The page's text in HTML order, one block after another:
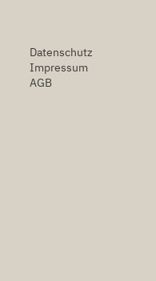
Datenschutz
Impressum
AGB